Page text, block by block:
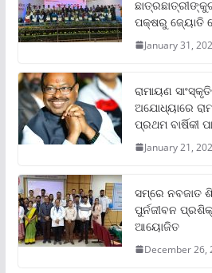
ପକ୍ଷରୁ ଜ୍ୟୋତି
January 31,
ରାମାୟଣ
ଅଯୋଧ୍ୟାରେ
ପ୍ରଥମ ବାର୍ଷିକୀ
January 21,
ସମ୍‌ରେ ନବଜାତ
ପୁର୍ନଜୀବନ
ଆୟୋଜିତ
December 26,